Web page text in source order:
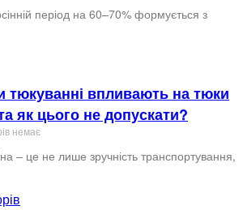
період на 60–70% формується з
тюкуванні впливають на тюки
як цього не допускати?
немає
– це не лише зручність транспортування,